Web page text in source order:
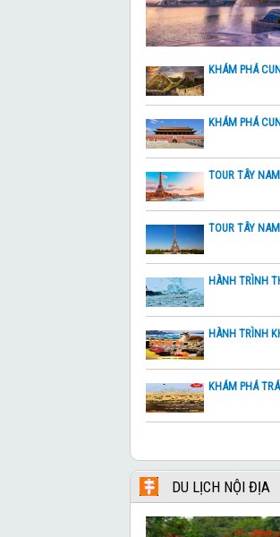
KHÁM PHÁ
KHÁM PHÁ
TOUR TÂY
TOUR TÂY
HÀNH TRÌNH
HÀNH TRÌNH
KHÁM PHÁ
CHẠM TỚI BẮC
DU LỊCH NỘI ĐỊA